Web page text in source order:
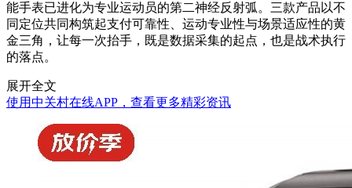
能手表已进化为专业运动员的第二神经反射弧。三款产品以不
同定位共同构筑起支付可靠性、运动专业性与场景适应性的黄
金三角，让每一次抬手，既是数据采集的起点，也是战术执行
的落点。
展开全文
使用中关村在线APP，查看更多精彩资讯